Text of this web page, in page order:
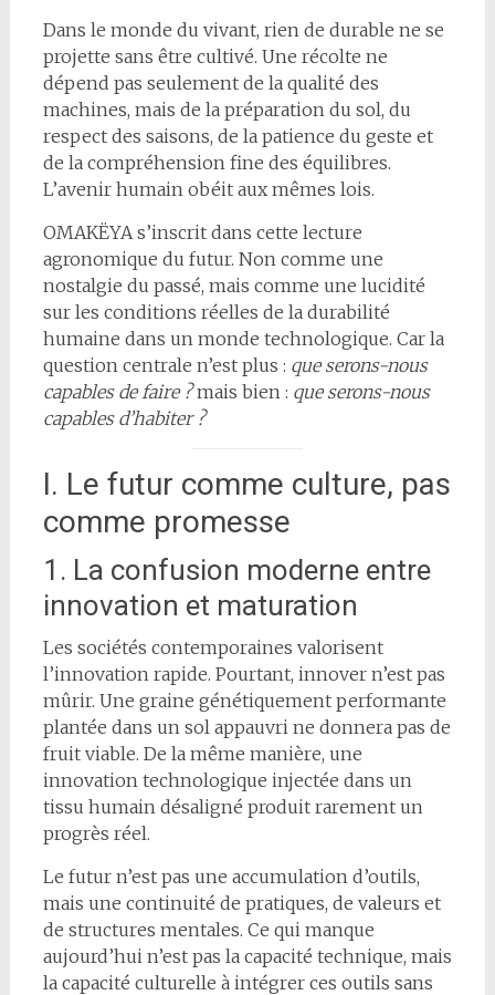
Dans le monde du vivant, rien de durable ne se
projette sans être cultivé. Une récolte ne
dépend pas seulement de la qualité des
machines, mais de la préparation du sol, du
respect des saisons, de la patience du geste et
de la compréhension fine des équilibres.
L’avenir humain obéit aux mêmes lois.
OMAKËYA s’inscrit dans cette lecture
agronomique du futur. Non comme une
nostalgie du passé, mais comme une lucidité
sur les conditions réelles de la durabilité
humaine dans un monde technologique. Car la
question centrale n’est plus : que serons-nous
capables de faire ?mais bien : que serons-nous
capables d’habiter ?
I. Le futur comme culture, pas
comme promesse
1. La confusion moderne entre
innovation et maturation
Les sociétés contemporaines valorisent
l’innovation rapide. Pourtant, innover n’est pas
mûrir. Une graine génétiquement performante
plantée dans un sol appauvri ne donnera pas de
fruit viable. De la même manière, une
innovation technologique injectée dans un
tissu humain désaligné produit rarement un
progrès réel.
Le futur n’est pas une accumulation d’outils,
mais une continuité de pratiques, de valeurs et
de structures mentales. Ce qui manque
aujourd’hui n’est pas la capacité technique, mais
la capacité culturelle à intégrer ces outils sans